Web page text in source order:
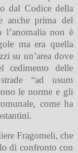
dal Codice della
anche prima del
l’anomalia non è
ma era quella
su un’area dove
cedimento delle
“ad usum
le norme e gli
come ha
Fragomeli, che
di confronto con